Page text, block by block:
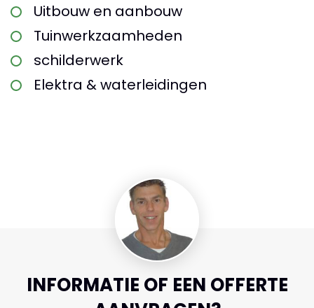
Uitbouw en aanbouw
Tuinwerkzaamheden
schilderwerk
Elektra & waterleidingen
INFORMATIE OF EEN OFFERTE